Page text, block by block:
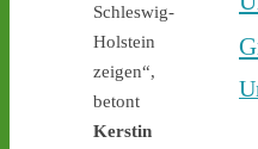
Schleswig-
Holstein
zeigen“,
betont
Kerstin